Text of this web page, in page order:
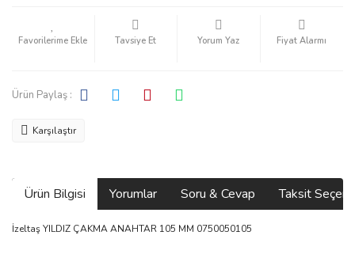
Tavsiye Et Yorum Yaz Fiyat Alarmı
Ürün Paylaş :
Karşılaştır
Ürün Bilgisi Yorumlar Soru & Cevap Taksit
İzeltaş YILDIZ ÇAKMA ANAHTAR 105 MM 0750050105